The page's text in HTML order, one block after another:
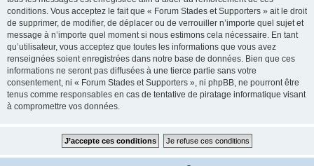
conditions. Vous acceptez le fait que « Forum Stades et Supporters » ait le droit
de supprimer, de modifier, de déplacer ou de verrouiller n’importe quel sujet et
message à n’importe quel moment si nous estimons cela nécessaire. En tant
qu’utilisateur, vous acceptez que toutes les informations que vous avez
renseignées soient enregistrées dans notre base de données. Bien que ces
informations ne seront pas diffusées à une tierce partie sans votre
consentement, ni « Forum Stades et Supporters », ni phpBB, ne pourront être
tenus comme responsables en cas de tentative de piratage informatique visant
à compromettre vos données.